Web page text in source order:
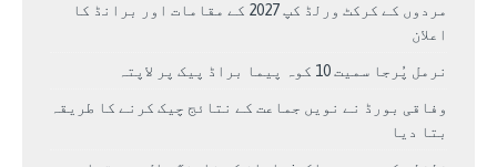
مردوں کے کرکٹ ورلڈ کپ 2027 کے مقامات اور برانڈ کا
اعلان
نرمل پُرجا سمیت 10 کوہ پیما براڈ پیک پر لاپتہ
وفاقی بورڈ نے نویں جماعت کے نتائج چیک کرنے کا طریقہ
بتا دیا